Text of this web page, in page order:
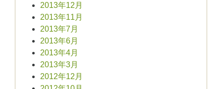
2013年12月
2013年11月
2013年7月
2013年6月
2013年4月
2013年3月
2012年12月